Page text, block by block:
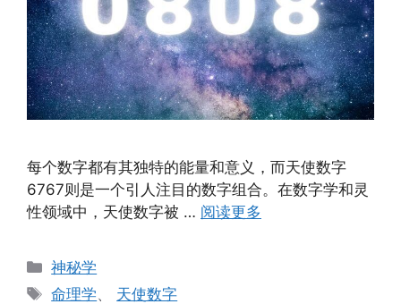
每个数字都有其独特的能量和意义，而天使数字
6767则是一个引人注目的数字组合。在数字学和灵
性领域中，天使数字被 … 阅读更多
分
类
神秘学
标
命理学、 天使数字